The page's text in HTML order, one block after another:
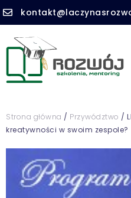
Strona główna / Przywództwo /
kreatywności w swoim zespole?